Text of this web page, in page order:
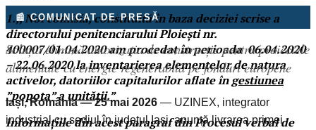
1.,, Noi comisia, constituită în baza deciziei scrise a
directorului penitenciarului Ploiești nr.
400007/01.04.2020 am procedat în perioada 06.04.2020
– 22.06.2020 la inventarierea elementelor de natura
activelor, datoriilor capitalurilor aflate îngestiunea
”popota” a unității.”
Informațiile din acest paragraf din Procesul verbal de
📰 COMUNICAT DE PRESĂ
Soluția elimină autorizația de construcție pentru proiectele
alimentate cu energie regenerabilă pe fonduri europene
Iași, România — 25 mai 2026 — UZINEX, integrator
industrial cu sediul în județul Iași, anunță livrarea primei